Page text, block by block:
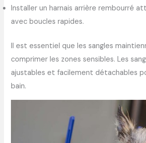
Installer un harnais arrière rembourré
avec boucles rapides.
Il est essentiel que les sangles
comprimer les zones sensibles. Les
ajustables et facilement détachables
bain.